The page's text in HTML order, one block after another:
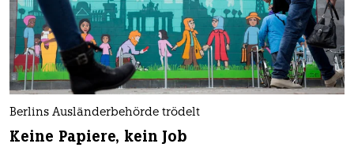
Berlins Ausländerbehörde trödelt
Keine Papiere, kein Job